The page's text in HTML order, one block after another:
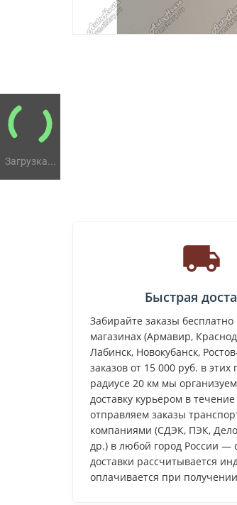
Загрузка...
Быстрая
Забирайте заказы
магазинах (Армавир,
Лабинск, Новокубанск,
заказов от 15 000 руб. в этих
радиусе 20 км мы
доставку курьером в
отправляем заказы
компаниями (СДЭК, ПЭК,
др.) в любой город России —
доставки рассчитывается
оплачивается при